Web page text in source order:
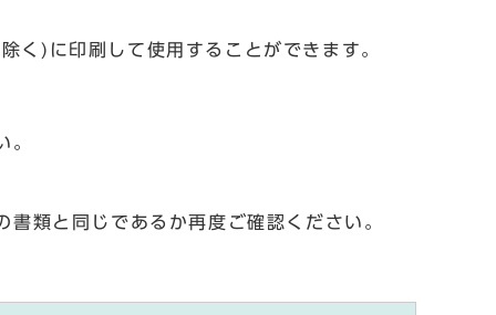
く)に印刷して使用することができます。
。
類と同じであるか再度ご確認ください。